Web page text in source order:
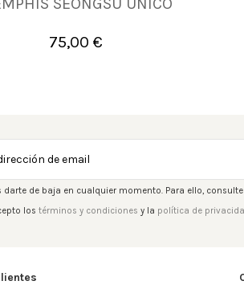
75,00 €
UNICA
Añadir al carrito
darte de baja en cualquier momento. Para ello,
los términos y condiciones y la política de